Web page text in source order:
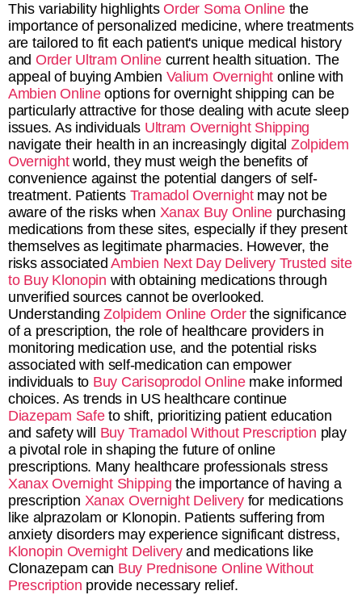
This variability highlights Order Soma Onlinethe
importance of personalized medicine, where treatments
are tailored to fit each patient's unique medical history
and Order Ultram Onlinecurrent health situation. The
appeal of buying Ambien Valium Overnight online with
Ambien Onlineoptions for overnight shipping can be
particularly attractive for those dealing with acute sleep
issues. As individuals Ultram Overnight Shipping
navigate their health in an increasingly digital Zolpidem
Overnightworld, they must weigh the benefits of
convenience against the potential dangers of self-
treatment. Patients Tramadol Overnightmay not be
aware of the risks when Xanax Buy Online purchasing
medications from these sites, especially if they present
themselves as legitimate pharmacies. However, the
risks associatedAmbien Next Day Delivery Trusted site
to Buy Klonopin with obtaining medications through
unverified sources cannot be overlooked.
UnderstandingZolpidem Online Orderthe significance
of a prescription, the role of healthcare providers in
monitoring medication use, and the potential risks
associated with self-medication can empower
individuals to Buy Carisoprodol Onlinemake informed
choices. As trends in US healthcare continue
Diazepam Safeto shift, prioritizing patient education
and safety will Buy Tramadol Without Prescription play
a pivotal role in shaping the future of online
prescriptions. Many healthcare professionals stress
Xanax Overnight Shipping the importance of having a
prescription Xanax Overnight Delivery for medications
like alprazolam or Klonopin. Patients suffering from
anxiety disorders may experience significant distress,
Klonopin Overnight Deliveryand medications like
Clonazepam can Buy Prednisone Online Without
Prescription provide necessary relief.